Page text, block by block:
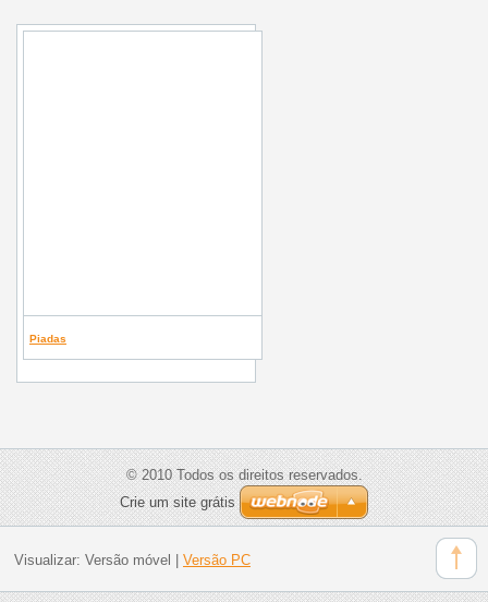
Piadas
© 2010 Todos os direitos reservados.
Crie um site grátis
Visualizar: Versão móvel | Versão PC